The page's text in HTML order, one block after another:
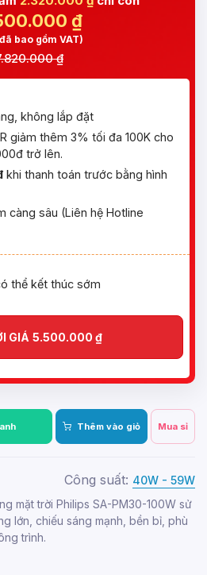
₫
bao gồm VAT)
₫
không lắp đặt
giảm thêm 3% tối đa 100K cho
trở lên.
khi thanh toán trước bằng hình
càng sâu (Liên hệ Hotline
thể kết thúc sớm
GIÁ 5.500.000 ₫
Thêm vào giỏ Mua sỉ
Công suất: 40W - 59W
mặt trời Philips SA-PM30-100W sử
lớn, chiếu sáng mạnh, bền bỉ, phù
trình.